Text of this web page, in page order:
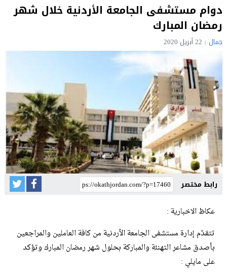
دوام مستشفى الجامعة الأردنية خلال شهر
رمضان المبارك
جمال 22 أبريل 2020
رابط مختصر
عكاظ الاخبارية :
تتقدّم إدارة مستشفى الجامعة الأردنية من كافة العاملين والمراجعين
بأصدق مشاعر التهنئة والمباركة بحلول شهر رمضان المبارك وتؤكد
على مايلي :